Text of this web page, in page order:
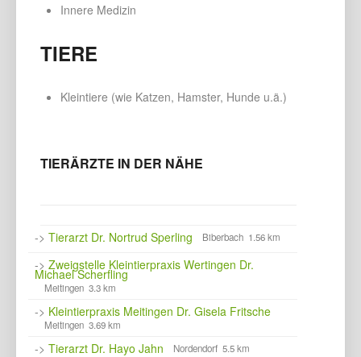
Innere Medizin
TIERE
Kleintiere (wie Katzen, Hamster, Hunde u.ä.)
TIERÄRZTE IN DER NÄHE
-> Tierarzt Dr. Nortrud Sperling Biberbach 1.56 km
-> Zweigstelle Kleintierpraxis Wertingen Dr.
Michael Scherfling
Meitingen 3.3 km
-> Kleintierpraxis Meitingen Dr. Gisela Fritsche
Meitingen 3.69 km
-> Tierarzt Dr. Hayo Jahn Nordendorf 5.5 km